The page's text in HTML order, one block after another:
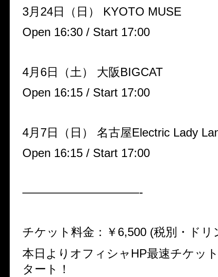
3月24日（日） KYOTO MUSE
Open 16:30 / Start 17:00
4月6日（土） 大阪BIGCAT
Open 16:15 / Start 17:00
4月7日（日） 名古屋Electric Lady
Open 16:15 / Start 17:00
——————————-
チケット料金：￥6,500 (税別・ドリ
本日よりオフィシャHP最速チケッ
タート！